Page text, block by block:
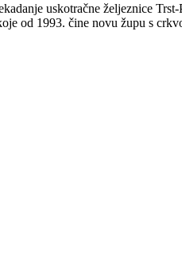
uskotračne željeznice
od 1993. čine novu župu s